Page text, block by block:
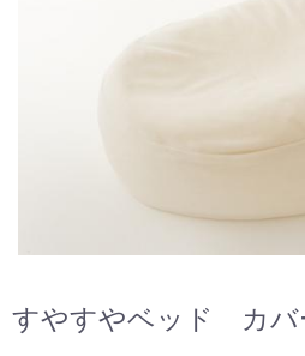
すやすやベッド カバ